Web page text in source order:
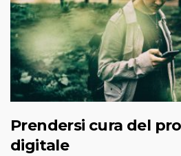
Prendersi cura del
digitale